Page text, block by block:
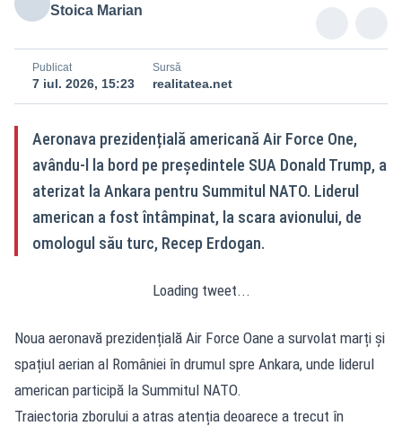
Stoica Marian
Publicat
7 iul. 2026, 15:23
Sursă
realitatea.net
Aeronava prezidențială americană Air Force One,
avându‑l la bord pe președintele SUA Donald Trump, a
aterizat la Ankara pentru Summitul NATO. Liderul
american a fost întâmpinat, la scara avionului, de
omologul său turc, Recep Erdogan.
Loading tweet...
Noua aeronavă prezidențială Air Force Oane a survolat marți și
spațiul aerian al României în drumul spre Ankara, unde liderul
american participă la Summitul NATO.
Traiectoria zborului a atras atenția deoarece a trecut în